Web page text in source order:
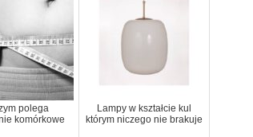
polega
komórkowe
Lampy w kształcie kul
którym niczego nie brakuje